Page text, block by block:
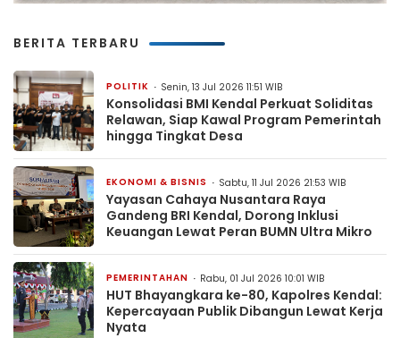
BERITA TERBARU
POLITIK Senin, 13 Jul 2026 11:51 WIB
Konsolidasi BMI Kendal Perkuat Soliditas
Relawan, Siap Kawal Program Pemerintah
hingga Tingkat Desa
EKONOMI & BISNIS Sabtu, 11 Jul 2026 21:53 WIB
Yayasan Cahaya Nusantara Raya
Gandeng BRI Kendal, Dorong Inklusi
Keuangan Lewat Peran BUMN Ultra Mikro
PEMERINTAHAN Rabu, 01 Jul 2026 10:01 WIB
HUT Bhayangkara ke-80, Kapolres Kendal:
Kepercayaan Publik Dibangun Lewat Kerja
Nyata